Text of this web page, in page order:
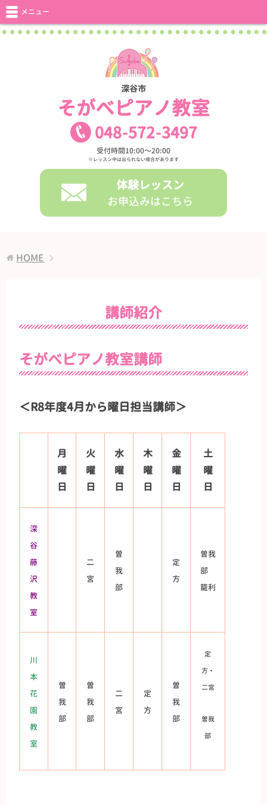
深谷市
そがべピアノ教室
048-572-3497
受付時間10:00〜20:00
※レッスン中は出られない場合があります
体験レッスン
お申込みはこちら
メニュー
HOME
講師紹介
そがべピアノ教室講師
＜R8年度4月から曜日担当講師＞
月
曜
日
火
曜
日
水
曜
日
木
曜
日
金
曜
日
土
曜
日
深
谷
藤
沢
教
室
二
宮
曽
我
部
定
方
曽我
部
籠利
川
本
花
園
教
室
曽
我
部
曽
我
部
二
宮
定
方
曽
我
部
定
方・
二宮
曽我
部